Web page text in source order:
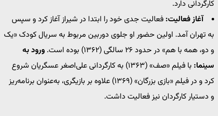
کارگردانی دارد.
آغاز فعالیت: فعالیت جدی خود را ابتدا در شیراز آغاز کرد و سپس
به تهران آمد. اولین حضور او جلوی دوربین مربوط به سریال کودک «یک
و دو، همه با هم» در حدود ۲۶ سالگی (۱۳۶۲) بوده است.
ورود به
سینما:
با فیلم «صف» (۱۳۶۳) به کارگردانی علی‌اصغر عسگریان شروع
کرد و در فیلم «بازی بزرگان» (۱۳۶۹) علاوه بر بازیگری، به‌عنوان برنامه‌ریز
و دستیار کارگردان نیز فعالیت داشت.